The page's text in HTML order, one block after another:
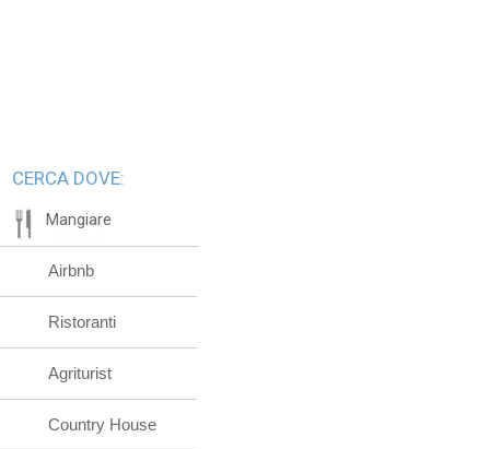
CERCA DOVE:
Mangiare
Airbnb
Ristoranti
Agriturist
Country House